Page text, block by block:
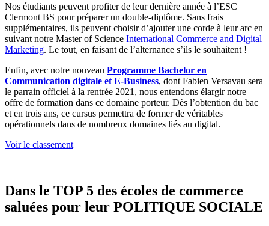
Nos étudiants peuvent profiter de leur dernière année à l’ESC
Clermont BS pour préparer un double-diplôme. Sans frais
supplémentaires, ils peuvent choisir d’ajouter une corde à leur arc en
suivant notre Master of Science International Commerce and Digital
Marketing. Le tout, en faisant de l’alternance s’ils le souhaitent !
Enfin, avec notre nouveau Programme Bachelor en
Communication digitale et E-Business, dont Fabien Versavau sera
le parrain officiel à la rentrée 2021, nous entendons élargir notre
offre de formation dans ce domaine porteur. Dès l’obtention du bac
et en trois ans, ce cursus permettra de former de véritables
opérationnels dans de nombreux domaines liés au digital.
Voir le classement
Dans le TOP 5 des écoles de commerce
saluées pour leur POLITIQUE SOCIALE